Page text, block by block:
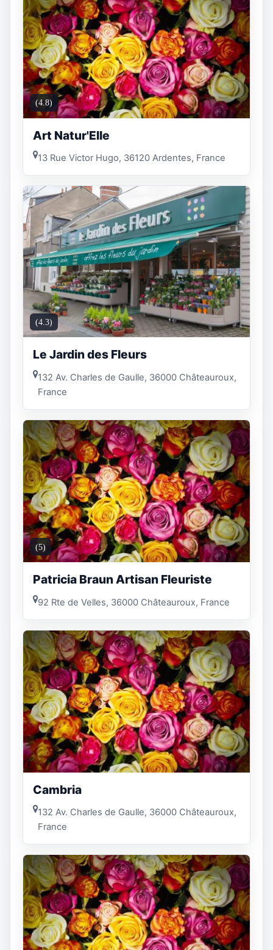
(4.8)
Art Natur'Elle
13 Rue Victor Hugo, 36120 Ardentes, France
(4.3)
Le Jardin des Fleurs
132 Av. Charles de Gaulle, 36000 Châteauroux,
France
(5)
Patricia Braun Artisan Fleuriste
92 Rte de Velles, 36000 Châteauroux, France
Cambria
132 Av. Charles de Gaulle, 36000 Châteauroux,
France